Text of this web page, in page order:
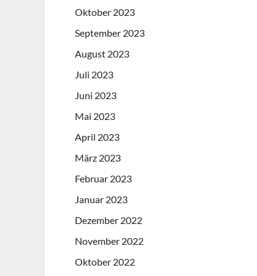
Oktober 2023
September 2023
August 2023
Juli 2023
Juni 2023
Mai 2023
April 2023
März 2023
Februar 2023
Januar 2023
Dezember 2022
November 2022
Oktober 2022